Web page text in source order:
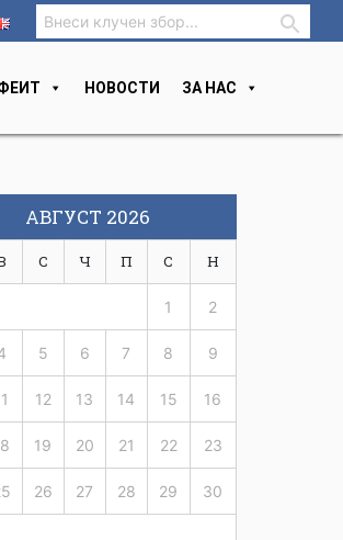
НОВОСТИ ЗА НАС
АВГУСТ 2026
С Ч П С Н
1 2
5 6 7 8 9
12 13 14 15 16
19 20 21 22 23
26 27 28 29 30